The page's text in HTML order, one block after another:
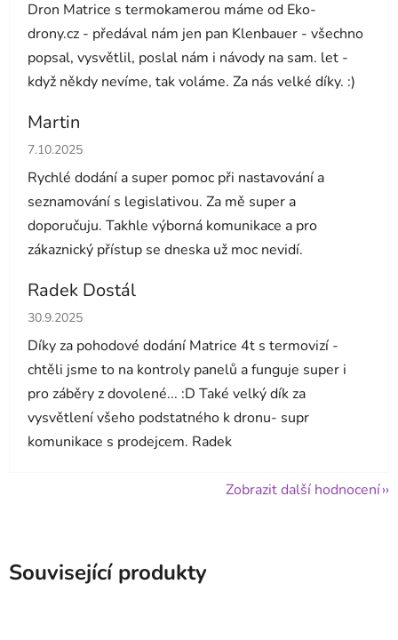
Dron Matrice s termokamerou máme od Eko-
drony.cz - předával nám jen pan Klenbauer - všechno
popsal, vysvětlil, poslal nám i návody na sam. let -
když někdy nevíme, tak voláme. Za nás velké díky. :)
Martin
Hodnocení obchodu je 5 z 5 hvězdiček.
7.10.2025
Rychlé dodání a super pomoc při nastavování a
seznamování s legislativou. Za mě super a
doporučuju. Takhle výborná komunikace a pro
zákaznický přístup se dneska už moc nevidí.
Radek Dostál
Hodnocení obchodu je 5 z 5 hvězdiček.
30.9.2025
Díky za pohodové dodání Matrice 4t s termovizí -
chtěli jsme to na kontroly panelů a funguje super i
pro záběry z dovolené... :D Také velký dík za
vysvětlení všeho podstatného k dronu- supr
komunikace s prodejcem. Radek
Zobrazit další hodnocení
Související produkty